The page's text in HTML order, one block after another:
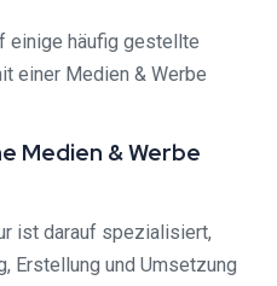
einige häufig gestellte
einer Medien & Werbe
Medien & Werbe
ist darauf spezialisiert,
Erstellung und Umsetzung